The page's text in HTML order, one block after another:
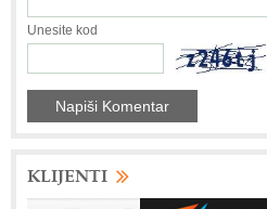
Unesite kod
KLIJENTI